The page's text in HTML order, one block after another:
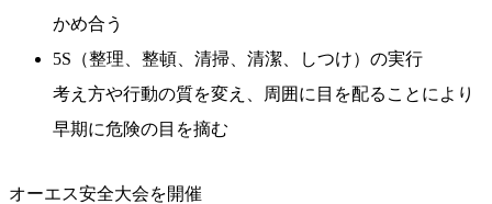
かめ合う
5S（整理、整頓、清掃、清潔、しつけ）の実行
考え方や行動の質を変え、周囲に目を配ることにより
早期に危険の目を摘む
オーエス安全大会を開催